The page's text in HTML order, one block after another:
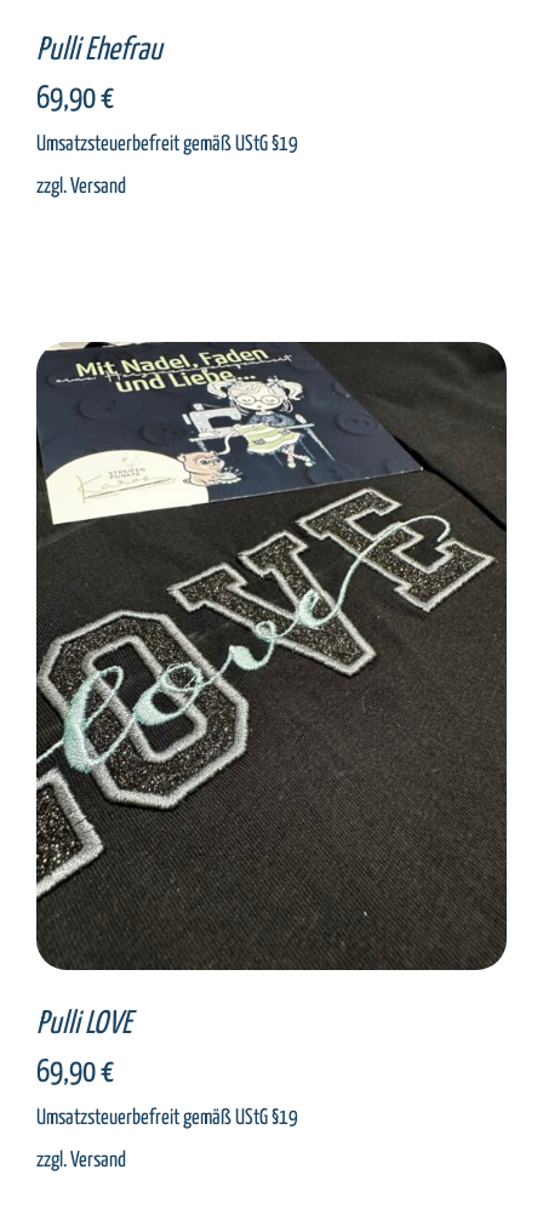
Pulli Ehefrau
69,90€
Umsatzsteuerbefreit gemäß UStG §19
zzgl.Versand
SELECT OPTIONS / DETAILS
Pulli LOVE
69,90€
Umsatzsteuerbefreit gemäß UStG §19
zzgl.Versand